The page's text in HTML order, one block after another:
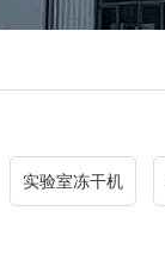
实验室冻干机